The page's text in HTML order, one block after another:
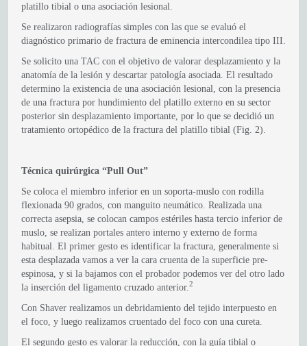
platillo tibial o una asociación lesional.
Se realizaron radiografías simples con las que se evaluó el
diagnóstico primario de fractura de eminencia intercondilea tipo III.
Se solicito una TAC con el objetivo de valorar desplazamiento y la
anatomía de la lesión y descartar patología asociada. El resultado
determino la existencia de una asociación lesional, con la presencia
de una fractura por hundimiento del platillo externo en su sector
posterior sin desplazamiento importante, por lo que se decidió un
tratamiento ortopédico de la fractura del platillo tibial (Fig. 2).
Técnica quirúrgica “Pull Out”
Se coloca el miembro inferior en un soporta-muslo con rodilla
flexionada 90 grados, con manguito neumático. Realizada una
correcta asepsia, se colocan campos estériles hasta tercio inferior de
muslo, se realizan portales antero interno y externo de forma
habitual. El primer gesto es identificar la fractura, generalmente si
esta desplazada vamos a ver la cara cruenta de la superficie pre-
espinosa, y si la bajamos con el probador podemos ver del otro lado
la inserción del ligamento cruzado anterior. 2
Con Shaver realizamos un debridamiento del tejido interpuesto en
el foco, y luego realizamos cruentado del foco con una cureta.
El segundo gesto es valorar la reducción, con la guía tibial o